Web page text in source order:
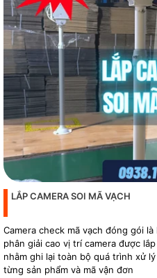
LẮP CAMERA SOI MÃ VẠCH
Camera check mã vạch đóng gói
phân giải cao vị trí camera được
nhằm ghi lại toàn bộ quá trình xử
từng sản phẩm và mã vận đơn